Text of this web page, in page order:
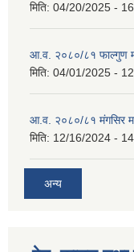
मिति: 04/20/2025 -
आ.व. २०८०/८१ फाल्गुण
मिति: 04/01/2025 -
आ.व. २०८०/८१ मंगसिर
मिति: 12/16/2024 -
अन्य